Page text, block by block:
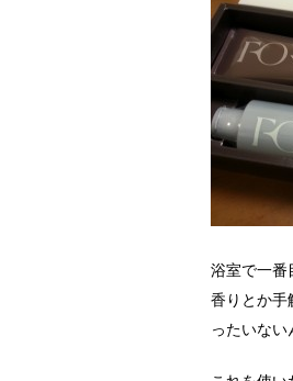
浴室で一番
香りとか手
ったいない